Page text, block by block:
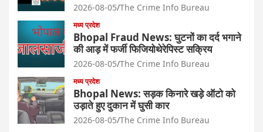
2026-08-05 The Crime Info Bureau
मध्य प्रदेश
Bhopal Fraud News: घुटनों का दर्द भगाने
की आड़ में फर्जी फिजियोथेरेपिस्ट सक्रिय
2026-08-05 The Crime Info Bureau
मध्य प्रदेश
Bhopal News: सड़क किनारे खड़े ऑटो को
उड़ाते हुए दुकान में घुसी कार
2026-08-05 The Crime Info Bureau